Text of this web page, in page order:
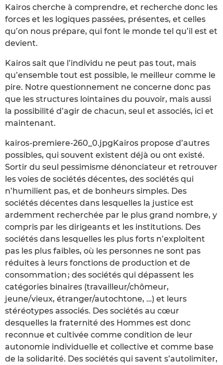
Kairos cherche à comprendre, et recherche donc les
forces et les logiques passées, présentes, et celles
qu’on nous prépare, qui font le monde tel qu’il est et
devient.
Kairos sait que l’individu ne peut pas tout, mais
qu’ensemble tout est possible, le meilleur comme le
pire. Notre questionnement ne concerne donc pas
que les structures lointaines du pouvoir, mais aussi
la possibilité d’agir de chacun, seul et associés, ici et
maintenant.
kairos-premiere-260_0.jpgKairos propose d’autres
possibles, qui souvent existent déjà ou ont existé.
Sortir du seul pessimisme dénonciateur et retrouver
les voies de sociétés décentes, des sociétés qui
n’humilient pas, et de bonheurs simples. Des
sociétés décentes dans lesquelles la justice est
ardemment recherchée par le plus grand nombre, y
compris par les dirigeants et les institutions. Des
sociétés dans lesquelles les plus forts n’exploitent
pas les plus faibles, où les personnes ne sont pas
réduites à leurs fonctions de production et de
consommation ; des sociétés qui dépassent les
catégories binaires (travailleur/chômeur,
jeune/vieux, étranger/autochtone, …) et leurs
stéréotypes associés. Des sociétés au cœur
desquelles la fraternité des Hommes est donc
reconnue et cultivée comme condition de leur
autonomie individuelle et collective et comme base
de la solidarité. Des sociétés qui savent s’autolimiter,